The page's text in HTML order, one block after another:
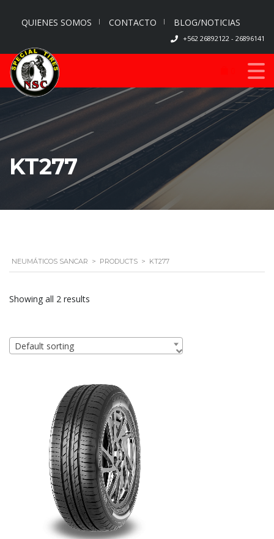
QUIENES SOMOS CONTACTO BLOG/NOTICIAS
+562 26892122 - 26896141
KT277
NEUMÁTICOS SANCAR > PRODUCTS > KT277
Showing all 2 results
Default sorting